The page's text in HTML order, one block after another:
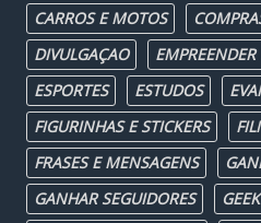
CARROS E MOTOS
DIVULGAÇAO
ESPORTES
ESTUDOS
FIGURINHAS E STICKERS
FRASES E MENSAGENS
GANHAR SEGUIDORES